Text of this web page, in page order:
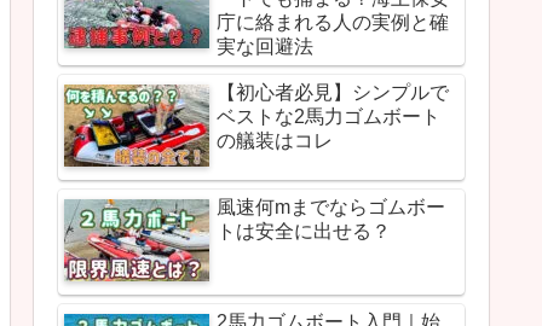
庁に絡まれる人の実例と確
実な回避法
【初心者必見】シンプルで
ベストな2馬力ゴムボート
の艤装はコレ
風速何mまでならゴムボー
トは安全に出せる？